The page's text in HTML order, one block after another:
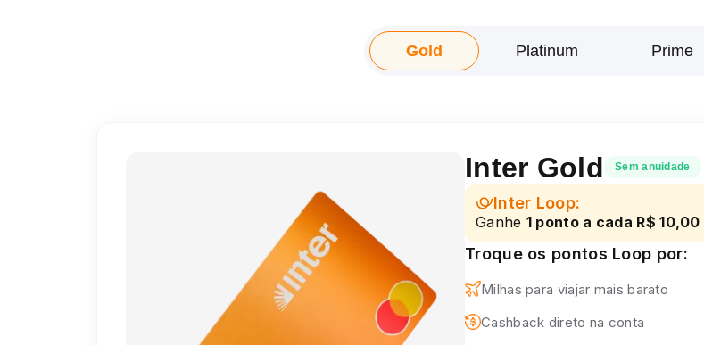
Gold Platinum Prime
Inter Gold Sem anuidade
Inter Loop:
Ganhe 1 ponto a cada R$ 10,00
Troque os pontos Loop por:
Milhas para viajar mais barato
Cashback direto na conta